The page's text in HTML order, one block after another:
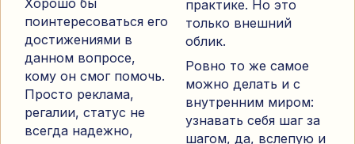
поинтересоваться его
достижениями в
данном вопросе,
кому он смог помочь.
Просто реклама,
регалии, статус не
всегда надежно,
практике. Но это
только внешний
облик.
Ровно то же самое
можно делать и с
внутренним миром:
узнавать себя шаг за
шагом, да, вслепую и